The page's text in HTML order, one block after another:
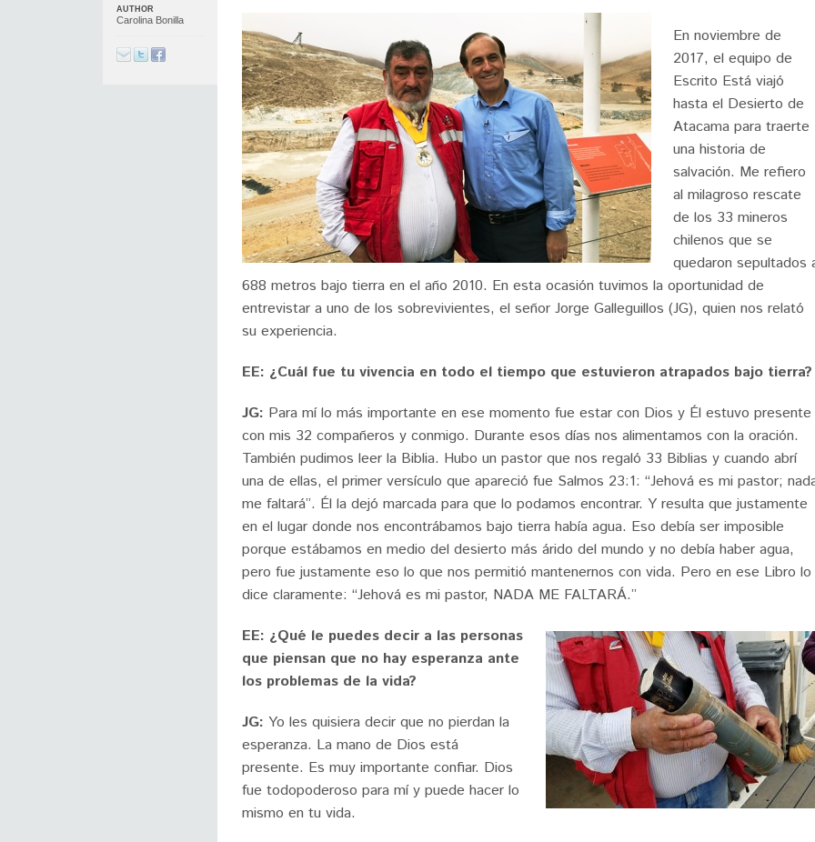
AUTHOR
Carolina Bonilla
En noviembre de
2017, el equipo de
Escrito Está viajó
hasta el Desierto de
Atacama para traerte
una historia de
salvación. Me refiero
al milagroso rescate
de los 33 mineros
chilenos que se
quedaron sepultados
688 metros bajo tierra en el año 2010. En esta ocasión tuvimos la oportunidad de
entrevistar a uno de los sobrevivientes, el señor Jorge Galleguillos (JG), quien nos relató
su experiencia.
EE: ¿Cuál fue tu vivencia en todo el tiempo que estuvieron atrapados bajo tierra?
JG: Para mí lo más importante en ese momento fue estar con Dios y Él estuvo presente
con mis 32 compañeros y conmigo. Durante esos días nos alimentamos con la oración.
También pudimos leer la Biblia. Hubo un pastor que nos regaló 33 Biblias y cuando abrí
una de ellas, el primer versículo que apareció fue Salmos 23:1: “Jehová es mi pastor;
me faltará”. Él la dejó marcada para que lo podamos encontrar. Y resulta que justamente
en el lugar donde nos encontrábamos bajo tierra había agua. Eso debía ser imposible
porque estábamos en medio del desierto más árido del mundo y no debía haber agua,
pero fue justamente eso lo que nos permitió mantenernos con vida. Pero en ese Libro lo
dice claramente: “Jehová es mi pastor, NADA ME FALTARÁ.”
EE: ¿Qué le puedes decir a las personas
que piensan que no hay esperanza ante
los problemas de la vida?
JG: Yo les quisiera decir que no pierdan la
esperanza. La mano de Dios está
presente. Es muy importante confiar. Dios
fue todopoderoso para mí y puede hacer lo
mismo en tu vida.